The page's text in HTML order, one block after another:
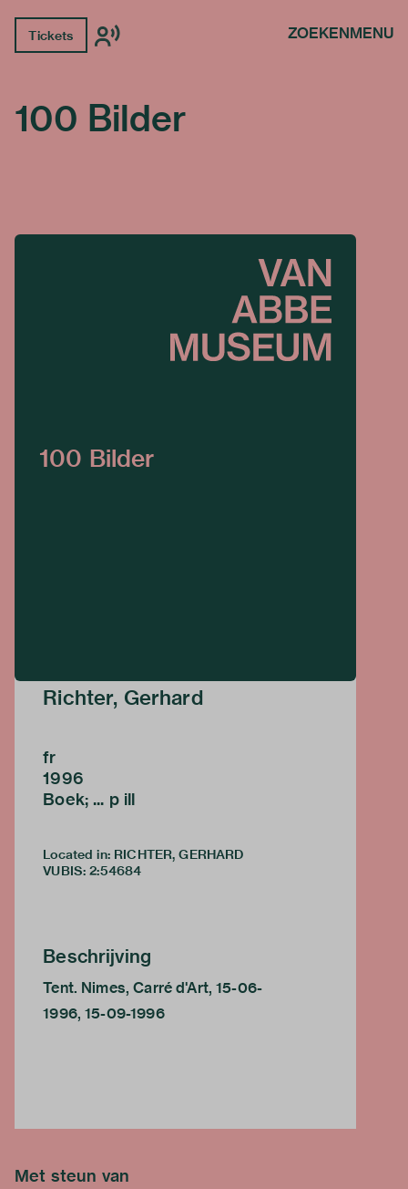
Tickets ZOEKENMENU
100 Bilder
100 Bilder
Richter, Gerhard
fr
1996
Boek; ... p ill
Located in: RICHTER, GERHARD
VUBIS: 2:54684
Beschrijving
Tent. Nimes, Carré d'Art, 15-06-
1996, 15-09-1996
Met steun van